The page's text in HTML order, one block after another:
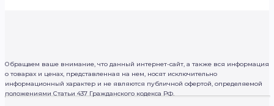
Обращаем ваше внимание, что данный интернет-сайт, а также вся информация
о товарах и ценах, представленная на нем, носят исключительно
информационный характер и не являются публичной офертой, определяемой
положениями Статьи 437 Гражданского кодекса РФ.